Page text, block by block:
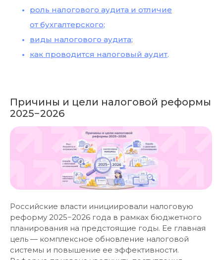
роль налогового аудита и отличие
от бухгалтерского;
виды налогового аудита;
как проводится налоговый аудит.
Причины и цели налоговой реформы
2025−2026
Российские власти инициировали налоговую
реформу 2025−2026 года в рамках бюджетного
планирования на предстоящие годы. Ее главная
цель — комплексное обновление налоговой
системы и повышение ее эффективности.